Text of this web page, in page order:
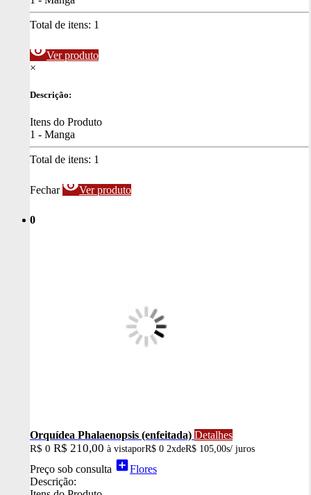
Total de itens: 1
visibilityVer produto
×
Descrição:
Itens do Produto
1 - Manga
Total de itens: 1
Fechar visibilityVer produto
0
Orquídea Phalaenopsis (enfeitada) Detalhes
R$ 0 R$ 210,00 à vistaporR$ 0 2xdeR$ 105,00s/ juros
Preço sob consulta add_boxFlores
Descrição: